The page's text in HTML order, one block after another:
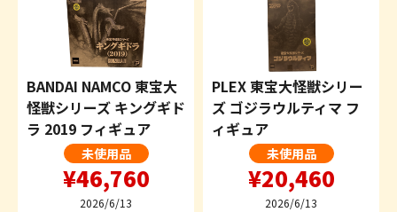
BANDAI NAMCO 東宝大
怪獣シリーズ キングギド
ラ 2019 フィギュア
未使用品
¥46,760
2026/6/13
PLEX 東宝大怪獣シリー
ズ ゴジラウルティマ フ
ィギュア
未使用品
¥20,460
2026/6/13